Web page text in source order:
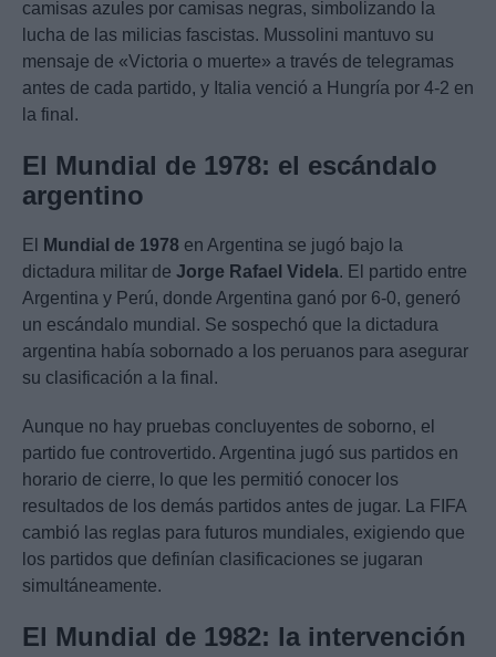
camisas azules por camisas negras, simbolizando la
lucha de las milicias fascistas. Mussolini mantuvo su
mensaje de «Victoria o muerte» a través de telegramas
antes de cada partido, y Italia venció a Hungría por 4-2 en
la final.
El Mundial de 1978: el escándalo
argentino
El Mundial de 1978 en Argentina se jugó bajo la
dictadura militar de Jorge Rafael Videla. El partido entre
Argentina y Perú, donde Argentina ganó por 6-0, generó
un escándalo mundial. Se sospechó que la dictadura
argentina había sobornado a los peruanos para asegurar
su clasificación a la final.
Aunque no hay pruebas concluyentes de soborno, el
partido fue controvertido. Argentina jugó sus partidos en
horario de cierre, lo que les permitió conocer los
resultados de los demás partidos antes de jugar. La FIFA
cambió las reglas para futuros mundiales, exigiendo que
los partidos que definían clasificaciones se jugaran
simultáneamente.
El Mundial de 1982: la intervención